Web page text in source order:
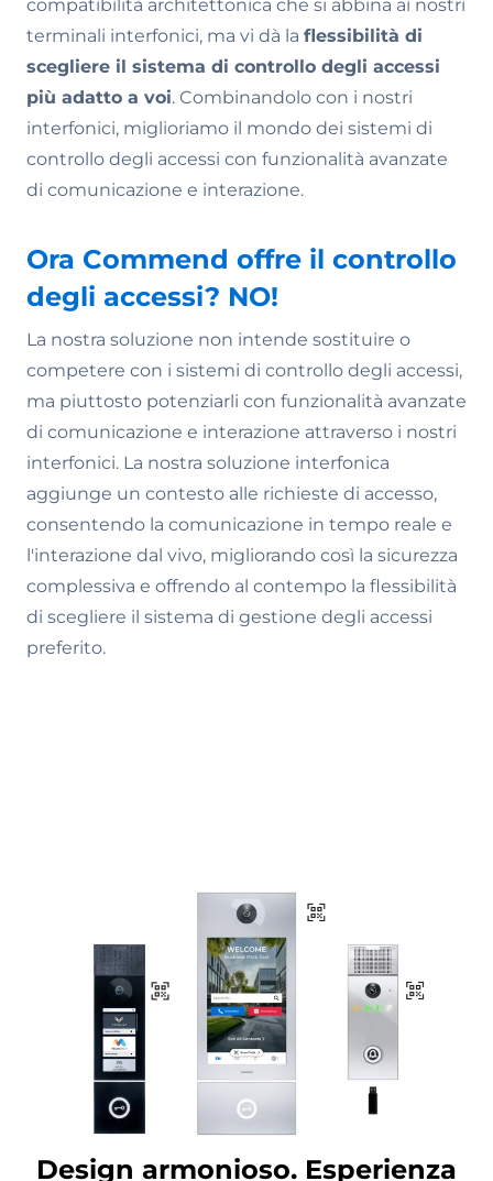
compatibilità architettonica che si abbina ai nostri
terminali interfonici, ma vi dà la flessibilità di
scegliere il sistema di controllo degli accessi
più adatto a voi. Combinandolo con i nostri
interfonici, miglioriamo il mondo dei sistemi di
controllo degli accessi con funzionalità avanzate
di comunicazione e interazione.
Ora Commend offre il controllo
degli accessi? NO!
La nostra soluzione non intende sostituire o
competere con i sistemi di controllo degli accessi,
ma piuttosto potenziarli con funzionalità avanzate
di comunicazione e interazione attraverso i nostri
interfonici. La nostra soluzione interfonica
aggiunge un contesto alle richieste di accesso,
consentendo la comunicazione in tempo reale e
l'interazione dal vivo, migliorando così la sicurezza
complessiva e offrendo al contempo la flessibilità
di scegliere il sistema di gestione degli accessi
preferito.
Design armonioso. Esperienza